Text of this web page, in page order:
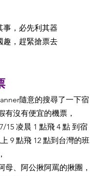
善其事，必先利其器
出國趣，趕緊搶票去
隨意的搜尋了一下宿
有沒有便宜的機票，
15 凌晨 1 點飛 4 點 到宿
9 點飛 12 點到台灣的班
母、阿公揪阿罵的揪團，